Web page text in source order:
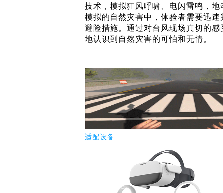
技术，模拟狂风呼啸、电闪雷鸣，
模拟的自然灾害中，体验者需要迅
避险措施。通过对台风现场真切的
地认识到自然灾害的可怕和无情。
适配设备